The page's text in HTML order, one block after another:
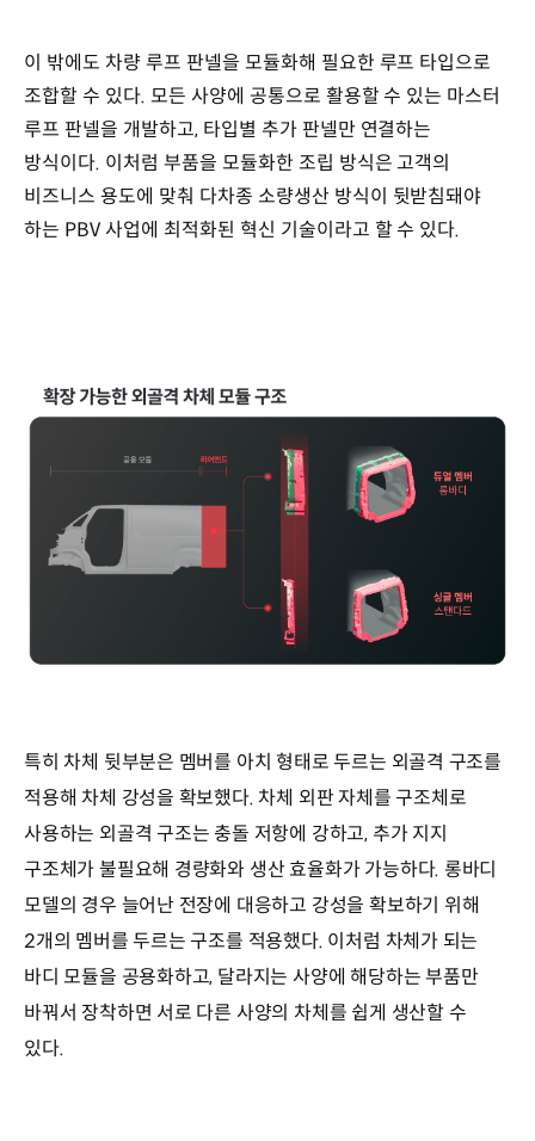
이 밖에도 차량 루프 판넬을 모듈화해 필요한 루프 타입으로
조합할 수 있다. 모든 사양에 공통으로 활용할 수 있는 마스터
루프 판넬을 개발하고, 타입별 추가 판넬만 연결하는
방식이다. 이처럼 부품을 모듈화한 조립 방식은 고객의
비즈니스 용도에 맞춰 다차종 소량생산 방식이 뒷받침돼야
하는 PBV 사업에 최적화된 혁신 기술이라고 할 수 있다.
특히 차체 뒷부분은 멤버를 아치 형태로 두르는 외골격 구조를
적용해 차체 강성을 확보했다. 차체 외판 자체를 구조체로
사용하는 외골격 구조는 충돌 저항에 강하고, 추가 지지
구조체가 불필요해 경량화와 생산 효율화가 가능하다. 롱바디
모델의 경우 늘어난 전장에 대응하고 강성을 확보하기 위해
2개의 멤버를 두르는 구조를 적용했다. 이처럼 차체가 되는
바디 모듈을 공용화하고, 달라지는 사양에 해당하는 부품만
바꿔서 장착하면 서로 다른 사양의 차체를 쉽게 생산할 수
있다.